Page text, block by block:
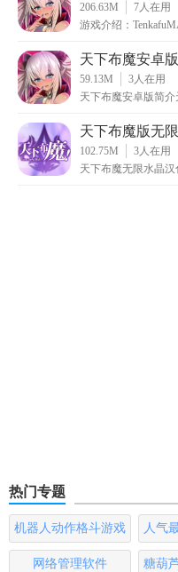
206.63M 7人在用
游戏介绍：
天下布魔安卓版
59.13M 3人在用
天下布魔安卓版简
天下布魔版无
102.75M 3人在用
天下布魔无限水晶
热门专题
机器人动作格斗游戏
大全
人气
网络管理软件
糖葫